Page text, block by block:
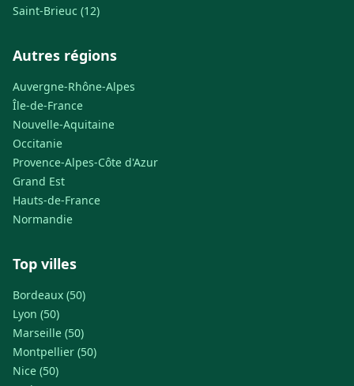
Saint-Brieuc (12)
Autres régions
Auvergne-Rhône-Alpes
Île-de-France
Nouvelle-Aquitaine
Occitanie
Provence-Alpes-Côte d'Azur
Grand Est
Hauts-de-France
Normandie
Top villes
Bordeaux (50)
Lyon (50)
Marseille (50)
Montpellier (50)
Nice (50)